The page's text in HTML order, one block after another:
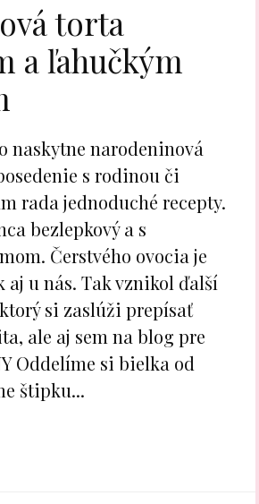
torta
a ľahučkým
naskytne narodeninová
s rodinou či
rada jednoduché recepty.
bezlepkový a s
Čerstvého ovocia je
aj u nás. Tak vznikol ďalší
si zaslúži prepísať
ale aj sem na blog pre
Oddelíme si bielka od
štipku...